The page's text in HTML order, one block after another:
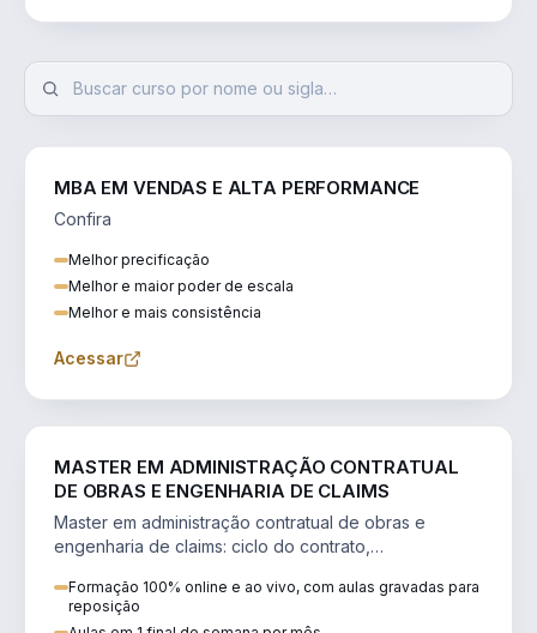
MBA EM VENDAS E ALTA PERFORMANCE
Confira
Melhor precificação
Melhor e maior poder de escala
Melhor e mais consistência
Acessar
MASTER EM ADMINISTRAÇÃO CONTRATUAL
DE OBRAS E ENGENHARIA DE CLAIMS
Master em administração contratual de obras e
engenharia de claims: ciclo do contrato,
Formação 100% online e ao vivo, com aulas gravadas para
reposição